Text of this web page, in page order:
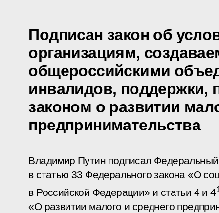
Подписан закон об
организациям,
общероссийскими
инвалидов, поддержки,
законом о развитии
предпринимательства
Владимир Путин подписал
в статью 33 Федерального закона «О
в Российской Федерации» и статьи 4 и 4
«О развитии малого и среднего